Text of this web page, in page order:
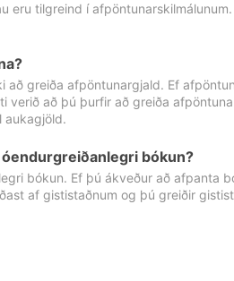
eru tilgreind í
greiða afpöntunargjald. Ef
að þú þurfir að greiða
aukagjöld.
bókun?
bókun. Ef þú ákveður að afpanta
af gististaðnum og þú greiðir